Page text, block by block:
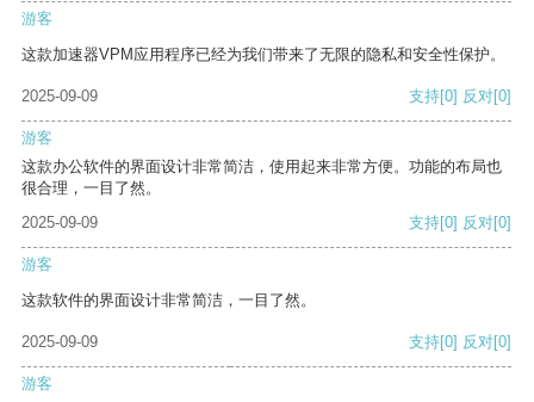
游客
这款加速器VPM应用程序已经为我们带来了无限的隐私和安全性保护。
2025-09-09 支持[0] 反对[0]
游客
这款办公软件的界面设计非常简洁，使用起来非常方便。功能的布局也
很合理，一目了然。
2025-09-09
支持[0] 反对[0]
游客
这款软件的界面设计非常简洁，一目了然。
2025-09-09 支持[0] 反对[0]
游客